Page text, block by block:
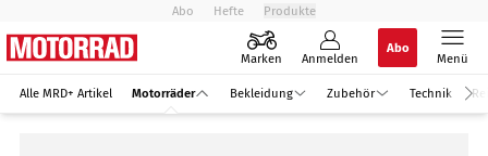
Abo Hefte Produkte
Marken Anmelden
Abo
Menü
Alle MRD+ Artikel Motorräder Bekleidung Zubehör Technik